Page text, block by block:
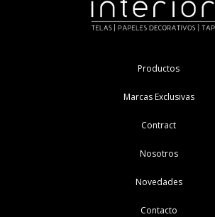
Productos
Marcas Exclusivas
Contract
Nosotros
Novedades
Contacto